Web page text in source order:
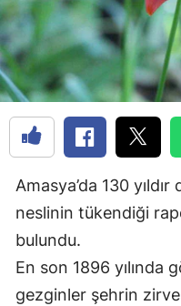
Amasya’da 130
neslinin tükendiği
bulundu.
En son 1896 yılında
gezginler şehrin